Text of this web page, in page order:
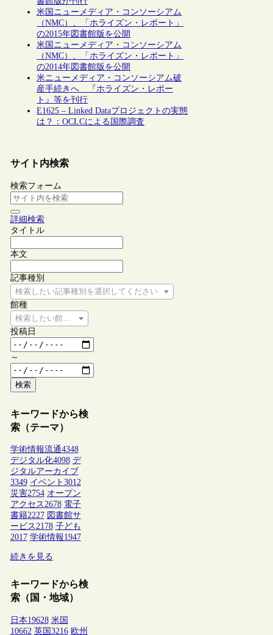
米国ニューメディア・コンソーシアム
（NMC）、「ホライズン・レポート」
の2015年図書館版を公開
米国ニューメディア・コンソーシアム
（NMC）、「ホライズン・レポート」
の2014年図書館版を公開
米ニューメディア・コンソーシアム破
産手続きへ 『ホライズン・レポー
ト』等を刊行
E1625 – Linked Dataプロジェクトの実態
は？：OCLCによる国際調査
サイト内検索
検索フォーム
詳細検索
タイトル
本文
記事種別
検索したい記事種別を選択してください
館種
検索したい館種を選択してください
投稿日
～
検索
キーワードから検
索（テーマ）
学術情報流通4348
デジタル化4098 デ
ジタルアーカイブ
3349 イベント 3012
災害2754 オープン
アクセス2678 電子
書籍2227 図書館サ
ービス2178 子ども
2017 学術情報1947
続きを見る
キーワードから検
索（国・地域）
日本19628 米国
10662 英国3216 欧州